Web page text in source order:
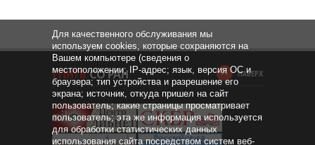
НАВЕРХ
Для качественного обслуживания мы
используем cookies, которые сохраняются на
Вашем компьютере (сведения о
местоположении; IP-адрес; язык, версия ОС и
браузера; тип устройства и разрешение его
экрана; источник, откуда пришел на сайт
пользователь; какие страницы просматривает
пользователь; эта же информация используется
для обработки статистических данных
использования сайта посредством систем веб-